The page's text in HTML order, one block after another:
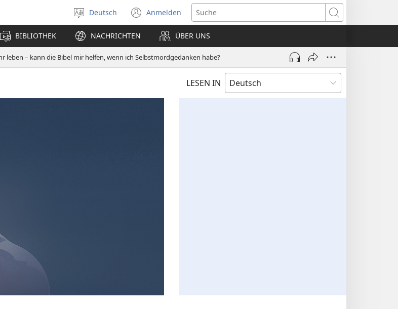
Sprache
auswählen
Deutsch Anmelden
(öffnet
neues
Fenster)
Suche
BIBLIOTHEK NACHRICHTEN ÜBER UNS
leben – kann die Bibel mir helfen, wenn ich Selbstmord­gedanken habe?
LESEN IN